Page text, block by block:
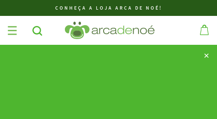
CONHEÇA A LOJA ARCA DE NOÉ!
✕
✕